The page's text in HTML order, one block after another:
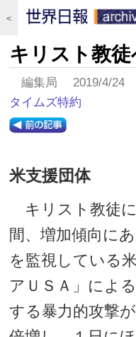
＜
キリスト教
編集局 2019/4/
タイムズ特約
米支援団体
キリスト教徒
間、増加傾向に
を監視している
アＵＳＡ」によ
する暴力的攻撃